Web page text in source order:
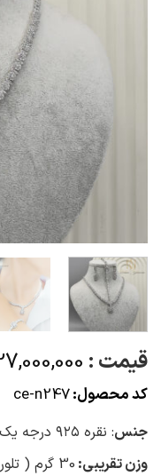
قیمت :
کد محصول:ce-n247
جنس: نقره ۹۲۵ درجه یک
وزن تقریبی: 30 گرم ( تلورانس 1 گرمی